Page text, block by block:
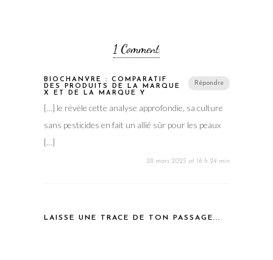
1 Comment
Répondre
BIOCHANVRE : COMPARATIF
DES PRODUITS DE LA MARQUE
X ET DE LA MARQUE Y
[…] le révèle cette analyse approfondie, sa culture
sans pesticides en fait un allié sûr pour les peaux
[…]
28 mars 2025 at 16 h 24 min
LAISSE UNE TRACE DE TON PASSAGE...